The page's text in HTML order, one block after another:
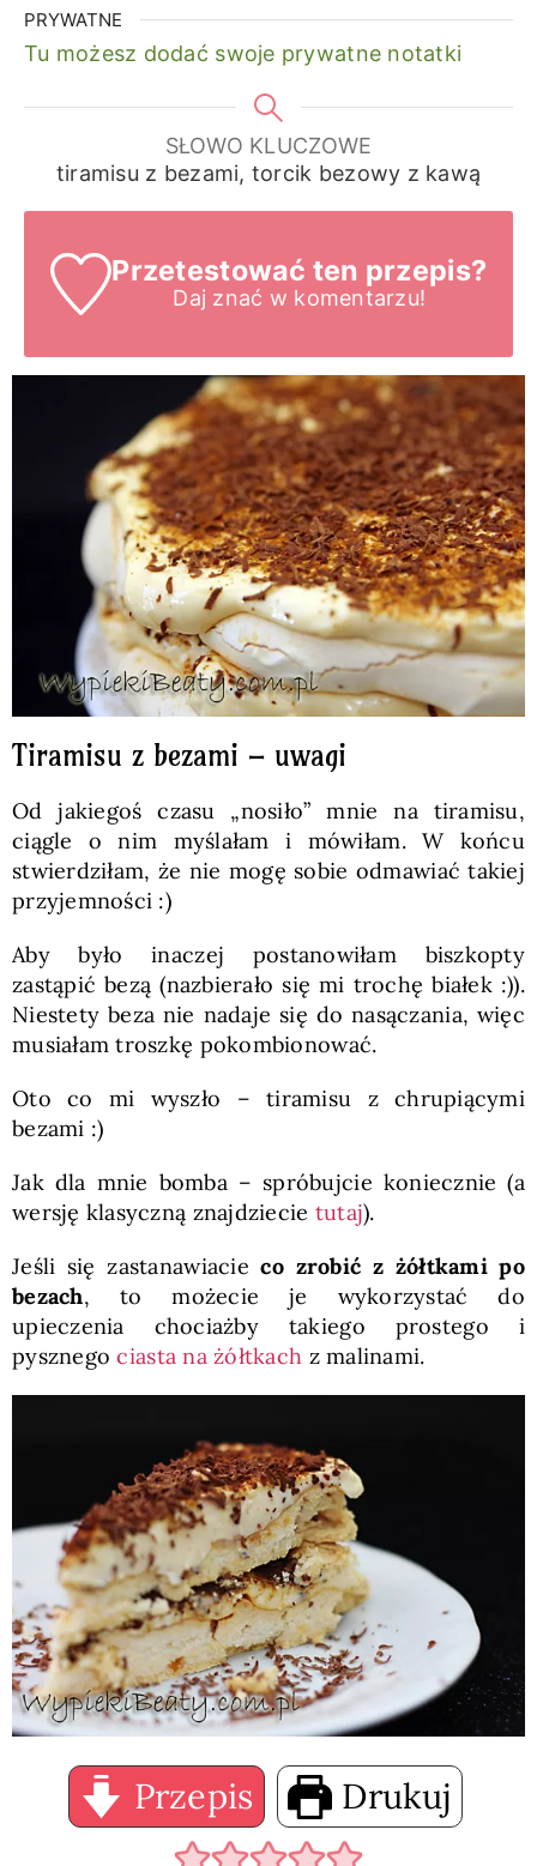
PRYWATNE
Tu możesz dodać swoje prywatne notatki
SŁOWO KLUCZOWE
tiramisu z bezami, torcik bezowy z kawą
Przetestować ten przepis?
Daj znać w komentarzu!
Tiramisu z bezami – uwagi
Od jakiegoś czasu „nosiło” mnie na tiramisu,
ciągle o nim myślałam i mówiłam. W końcu
stwierdziłam, że nie mogę sobie odmawiać takiej
przyjemności :)
Aby było inaczej postanowiłam biszkopty
zastąpić bezą (nazbierało się mi trochę białek :)).
Niestety beza nie nadaje się do nasączania, więc
musiałam troszkę pokombionować.
Oto co mi wyszło – tiramisu z chrupiącymi
bezami :)
Jak dla mnie bomba – spróbujcie koniecznie (a
wersję klasyczną znajdziecie tutaj).
Jeśli się zastanawiacieco zrobić z żółtkami po
bezach, to możecie je wykorzystać do
upieczenia chociażby takiego prostego i
pysznegociasta na żółtkach z malinami.
Przepis Drukuj